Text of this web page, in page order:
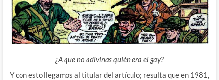
¿A que no adivinas quién era el gay?
Y con esto llegamos al titular del artículo; resulta que en 1981,